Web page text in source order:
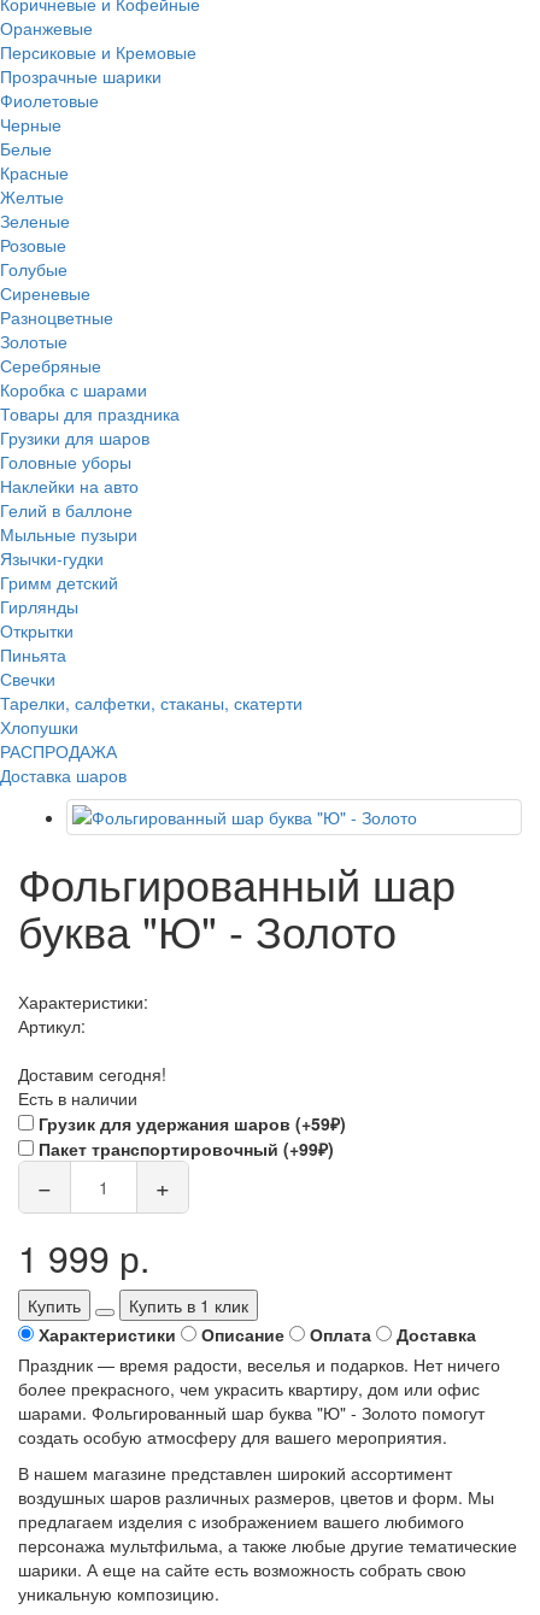
Оранжевые
Персиковые и Кремовые
Прозрачные шарики
Фиолетовые
Черные
Белые
Красные
Желтые
Зеленые
Розовые
Голубые
Сиреневые
Разноцветные
Золотые
Серебряные
Коробка с шарами
Товары для праздника
Грузики для шаров
Головные уборы
Наклейки на авто
Гелий в баллоне
Мыльные пузыри
Язычки-гудки
Гримм детский
Гирлянды
Открытки
Пиньята
Свечки
Тарелки, салфетки, стаканы, скатерти
Хлопушки
РАСПРОДАЖА
Доставка шаров
Фольгированный шар
буква "Ю" - Золото
Характеристики:
Артикул:
Доставим сегодня!
Есть в наличии
Грузик для удержания шаров (+59₽)
Пакет транспортировочный (+99₽)
− +
1 999 р.
Купить
Купить в 1 клик
Характеристики
Описание Оплата
Доставка
Праздник — время радости, веселья и подарков. Нет ничего
более прекрасного, чем украсить квартиру, дом или офис
шарами. Фольгированный шар буква "Ю" - Золото помогут
создать особую атмосферу для вашего мероприятия.
В нашем магазине представлен широкий ассортимент
воздушных шаров различных размеров, цветов и форм. Мы
предлагаем изделия с изображением вашего любимого
персонажа мультфильма, а также любые другие тематические
шарики. А еще на сайте есть возможность собрать свою
уникальную композицию.